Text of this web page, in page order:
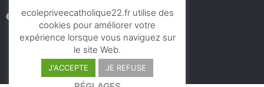
© des ronds dans l’eau
ecolepriveecatholique22.fr utilise des
cookies pour améliorer votre
expérience lorsque vous naviguez sur
le site Web.
J'ACCEPTE JE REFUSE